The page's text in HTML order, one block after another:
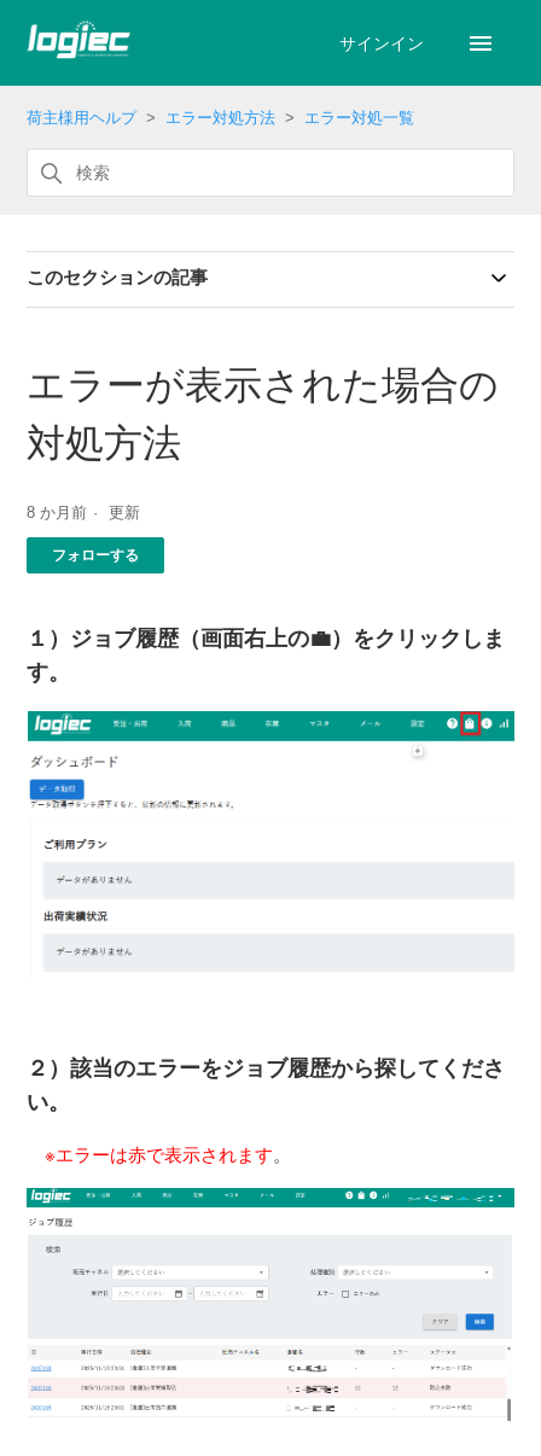
サインイン
荷主様用ヘルプ エラー対処方法 エラー対処一覧
このセクションの記事
エラーが表示された場合の
対処方法
8 か月前 更新
フォローする
１）ジョブ履歴（画面右上の💼）をクリックしま
す。
２）該当のエラーをジョブ履歴から探してくださ
い。
※エラーは赤で表示されます。